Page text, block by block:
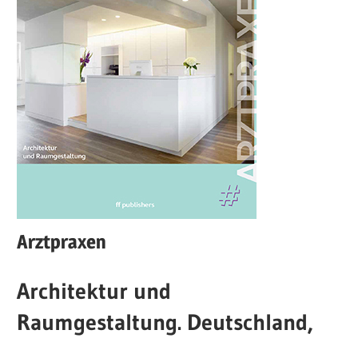
Arztpraxen
Architektur und
Raumgestaltung. Deutschland,